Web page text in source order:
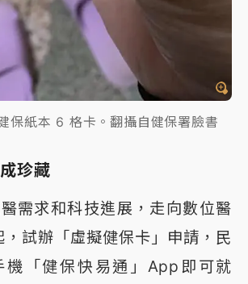
保紙本 6 格卡。翻攝自健保署臉書
珍藏
需求和科技進展，走向數位醫
試辦「虛擬健保卡」申請，民
機「健保快易通」App即可就